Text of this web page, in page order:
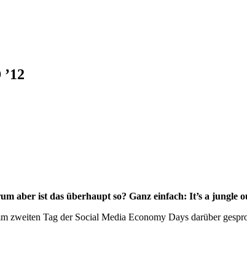
aber ist das überhaupt so? Ganz einfach: It’s a jungle
Tag der Social Media Economy Days darüber